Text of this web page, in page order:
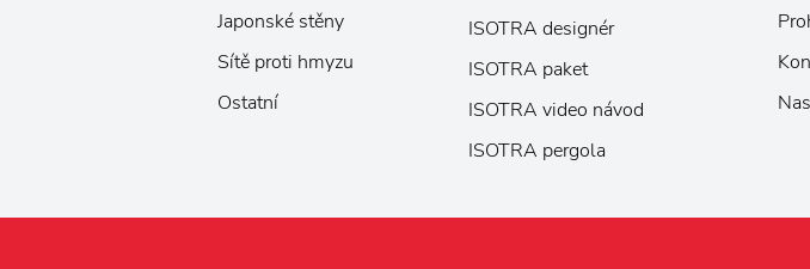
Japonské stěny
Sítě proti hmyzu
Ostatní
ISOTRA designér
ISOTRA paket
ISOTRA video návod
ISOTRA pergola